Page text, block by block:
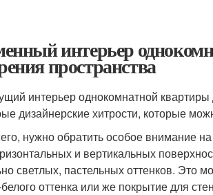
интерьер
пространства
интерьер однокомнатной
дизайнерские хитрости, которые
нужно обратить особое внимание
и вертикальных
светлых, пастельных оттенков. Это
оттенка или же покрытие для